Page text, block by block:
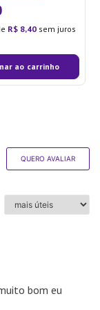
R$ 8,40 sem juros
ao carrinho
QUERO AVALIAR
bom eu